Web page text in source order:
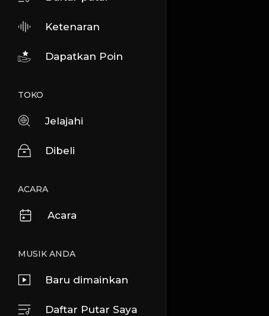
Ketenaran
Dapatkan Poin
TOKO
Jelajahi
Dibeli
ACARA
Acara
MUSIK ANDA
Baru dimainkan
Daftar Putar Saya